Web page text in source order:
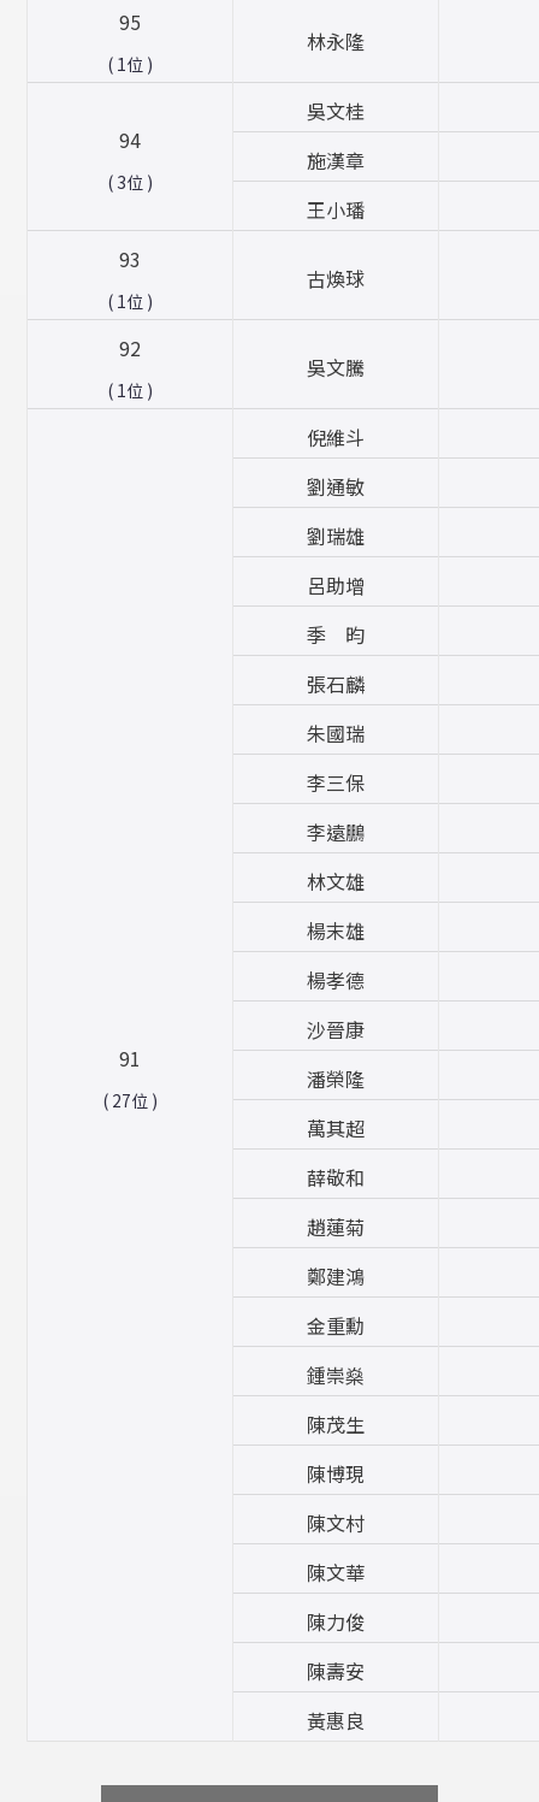
95
( 1位 )
林永隆
94
( 3位 )
吳文桂
施漢章
王小璠
93
( 1位 )
古煥球
92
( 1位 )
吳文騰
91
( 27位 )
倪維斗
劉通敏
劉瑞雄
呂助增
季 昀
張石麟
朱國瑞
李三保
李遠鵬
林文雄
楊末雄
楊孝德
沙晉康
潘榮隆
萬其超
薛敬和
趙蓮菊
鄭建鴻
金重勳
鍾崇燊
陳茂生
陳博現
陳文村
陳文華
陳力俊
陳壽安
黃惠良